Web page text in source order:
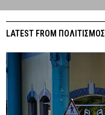
LATEST FROM ΠΟΛΙΤΙΣΜΟΣ